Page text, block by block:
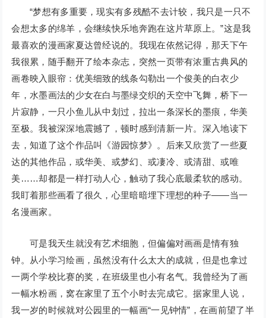
“梦想有多重要，现实有多残酷不去计较，我只是一只不
会想太多的绵羊，会继续快乐地奔跑在这片草原上。”这是我
最喜欢的漫画家夏达曾经说的。我现在依然记得，那天下午
我很累，随手翻开了绘本杂志，突然一页带有浓重古典风的
画卷映入眼帘：优美细致的线条勾勒出一个俊美的白衣少
年，水墨画法的少女在白与墨绿交织的天空中飞舞，桥下一
片寂静，一只小鱼儿从中划过，拉出一条深长的墨痕，华美
至极。我被深深地震撼了，顿时感到清新一片。深入地读下
去，知道了这个作品叫《游园惊梦》。后来又欣赏了一些夏
达的其他作品，或华美、或梦幻、或凄冷、或清甜、或唯
美……却都是一样打动人心，触动了我心底最柔软的感动。
我盯着那些画看了很久，心里暗暗埋下理想的种子——当一
名漫画家。
可是我天生就没有艺术细胞，但偏偏对画画是情有独
钟。从小学习绘画，虽然没有什么太大的成就，但是也拿过
一两个学校比赛的奖，在班级里也小有名气。我曾经为了画
一幅水粉画，窝在家里了五个小时去完成它。据家里人说，
我一岁的时候就对公园里的一幅画“一见钟情”，在画前望了半